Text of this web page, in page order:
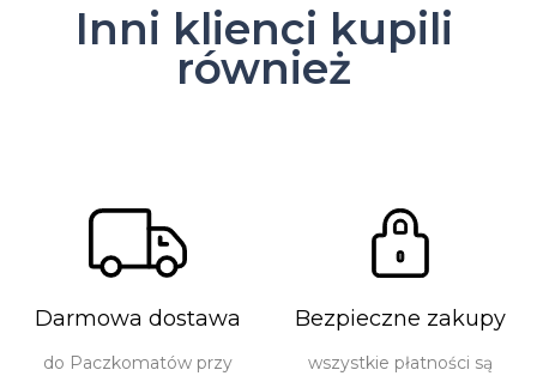
Inni klienci kupili
również
Darmowa dostawa
do Paczkomatów przy
Bezpieczne zakupy
wszystkie płatności są